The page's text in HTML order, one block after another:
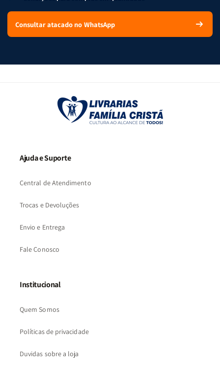
Consultar atacado no WhatsApp
Ajuda e Suporte
Central de Atendimento
Trocas e Devoluções
Envio e Entrega
Fale Conosco
Institucional
Quem Somos
Políticas de privacidade
Duvidas sobre a loja